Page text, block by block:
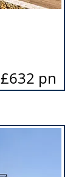
£632 pn